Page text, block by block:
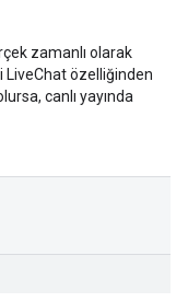
zamanlı olarak
LiveChat özelliğinden
canlı yayında